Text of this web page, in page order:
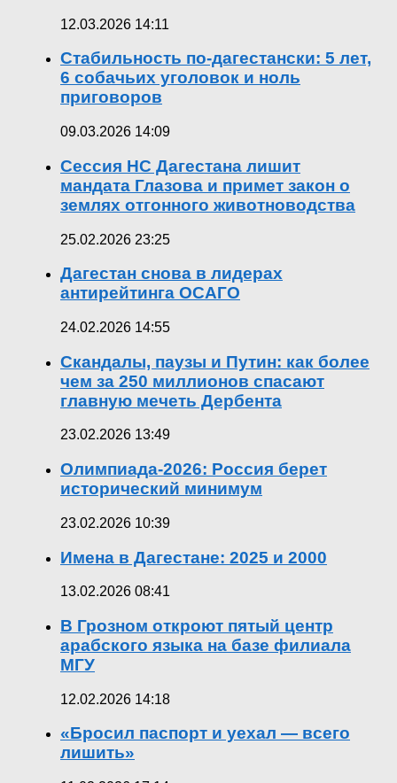
12.03.2026 14:11
Стабильность по-дагестански: 5 лет,
6 собачьих уголовок и ноль
приговоров
09.03.2026 14:09
Сессия НС Дагестана лишит
мандата Глазова и примет закон о
землях отгонного животноводства
25.02.2026 23:25
Дагестан снова в лидерах
антирейтинга ОСАГО
24.02.2026 14:55
Скандалы, паузы и Путин: как более
чем за 250 миллионов спасают
главную мечеть Дербента
23.02.2026 13:49
Олимпиада-2026: Россия берет
исторический минимум
23.02.2026 10:39
Имена в Дагестане: 2025 и 2000
13.02.2026 08:41
В Грозном откроют пятый центр
арабского языка на базе филиала
МГУ
12.02.2026 14:18
«Бросил паспорт и уехал — всего
лишить»